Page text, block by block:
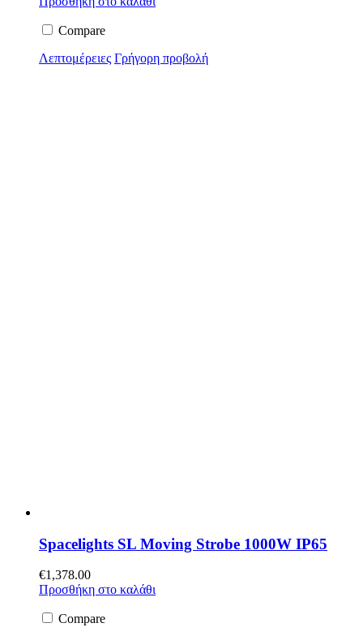
Compare
Λεπτομέρειες Γρήγορη προβολή
Spacelights SL Moving Strobe 1000W IP65
€1,378.00
Προσθήκη στο καλάθι
Compare